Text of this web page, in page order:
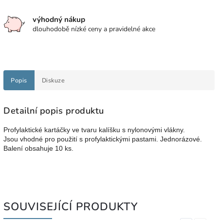
výhodný nákup
dlouhodobě nízké ceny a pravidelné akce
Popis Diskuze
Detailní popis produktu
Profylaktické kartáčky ve tvaru kalíšku s nylonovými vlákny.
Jsou vhodné pro použití s profylaktickými pastami. Jednorázové.
Balení obsahuje 10 ks.
SOUVISEJÍCÍ PRODUKTY